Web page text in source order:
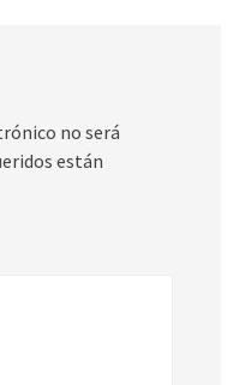
no será
están